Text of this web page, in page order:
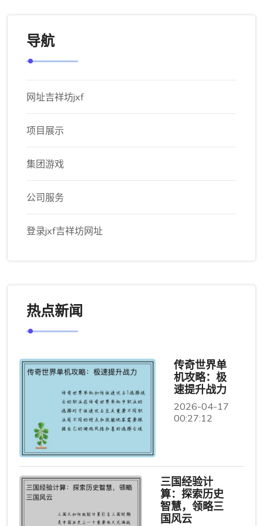
导航
网址吉祥坊jxf
项目展示
集团游戏
公司服务
登录jxf吉祥坊网址
热点新闻
传奇世界单
机攻略：极
速提升战力
2026-04-17
00:27:12
三国经验计
算：探索历史
智慧，领略三
国风云